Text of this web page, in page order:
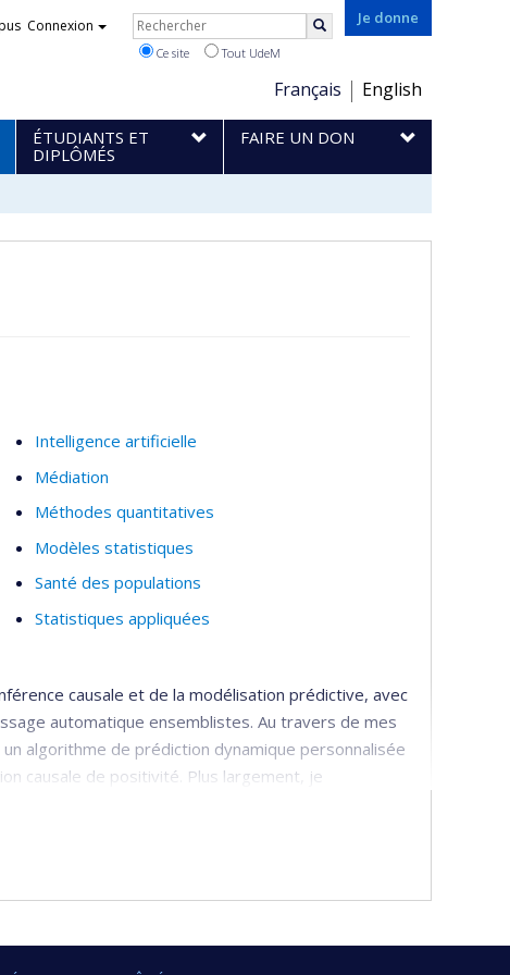
Je donne
Choix
de
la
langue
Français English
Connexion Rechercher
Ce site Tout UdeM
ÉTUDIANTS ET
DIPLÔMÉS
FAIRE UN DON
Intelligence artificielle
Médiation
Méthodes quantitatives
Modèles statistiques
Santé des populations
Statistiques appliquées
causale et de la modélisation prédictive, avec
automatique ensemblistes. Au travers de mes
algorithme de prédiction dynamique personnalisée
causale de positivité. Plus largement, je
et au transfert de connaissances